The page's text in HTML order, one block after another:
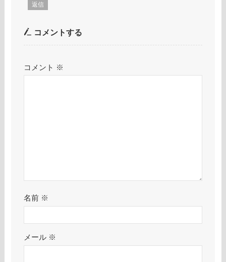
返信
コメントする
コメント ※
名前 ※
メール ※